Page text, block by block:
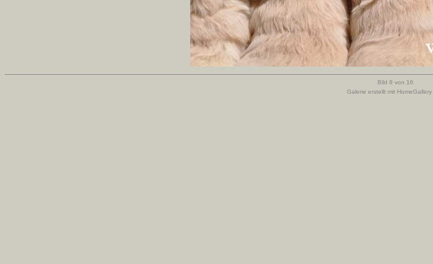
Bild 8 von 16
Galerie erstellt mit